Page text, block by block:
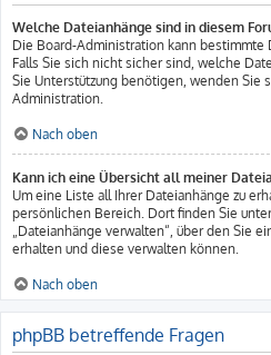
Welche Dateianhänge sind in diesem
Die Board-Administration kann
Falls Sie sich nicht sicher sind, welche
Sie Unterstützung benötigen, wenden Sie
Administration.
Nach oben
Kann ich eine Übersicht all meiner
Um eine Liste all Ihrer Dateianhänge zu
persönlichen Bereich. Dort finden Sie
„Dateianhänge verwalten“, über den Sie
erhalten und diese verwalten können.
Nach oben
phpBB betreffende Fragen